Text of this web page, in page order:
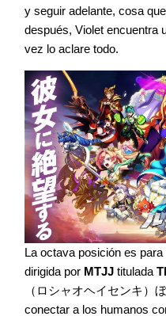
y seguir adelante, cosa
después, Violet encuentra
vez lo aclare todo.
La octava posición es
dirigida por MTJJ titulada
（ロシャオヘイセンキ）
conectar a los humanos